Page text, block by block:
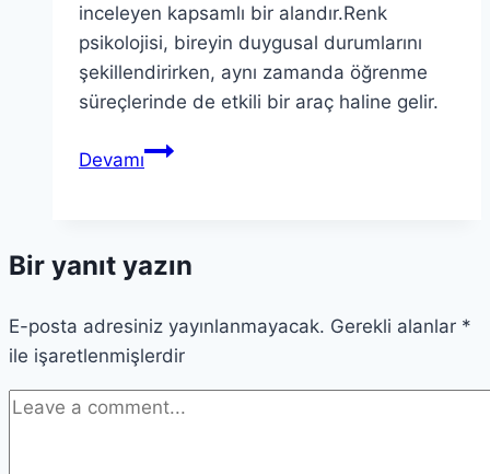
inceleyen kapsamlı bir alandır.Renk
psikolojisi, bireyin duygusal durumlarını
şekillendirirken, aynı zamanda öğrenme
süreçlerinde de etkili bir araç haline gelir.
DevamıRenk
Hakkında
Şey
Bir yanıt yazın
E-posta adresiniz yayınlanmayacak. Gerekli alanlar *
ile işaretlenmişlerdir